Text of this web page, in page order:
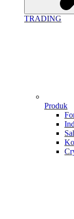
TRADING
Produk